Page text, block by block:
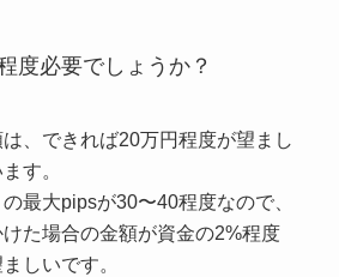
度必要でしょうか？
、できれば20万円程度が望まし
す。
最大pipsが30〜40程度なので、
けた場合の金額が資金の2%程度
しいです。